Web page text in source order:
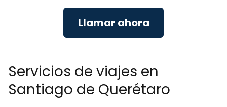
Llamar ahora
Servicios de viajes en
Santiago de Querétaro